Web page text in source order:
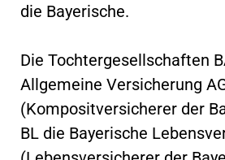
die Bayerische.
Die Tochtergesellschaften
Allgemeine Versicherung
(Kompositversicherer der
BL die Bayerische